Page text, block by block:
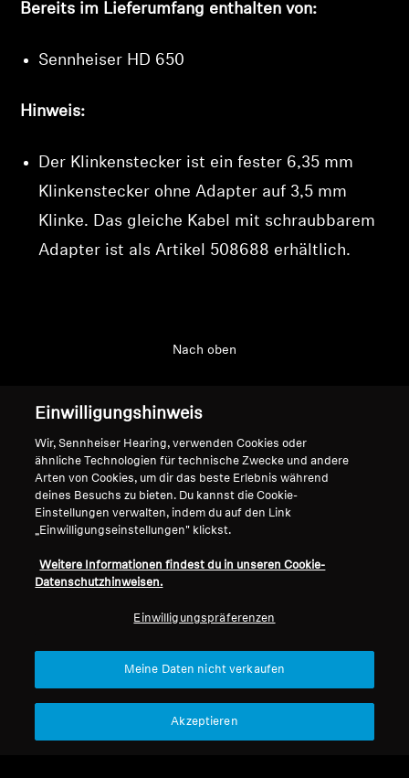
Bereits im Lieferumfang enthalten von:
Sennheiser HD 650
Hinweis:
Der Klinkenstecker ist ein fester 6,35 mm
Klinkenstecker ohne Adapter auf 3,5 mm
Klinke. Das gleiche Kabel mit schraubbarem
Adapter ist als Artikel 508688 erhältlich.
Nach oben
Impressum
Vertrag widerrufen
Globale Datenschutzrichtlinie
Allgemeine
Geschäftsbedingungen für
Koordinierte Richtlinie zur
Unser Unternehmen
Career at Sonova
Sennheiser Consumer
Impressum Cookie-Einstellungen
Einwilligungshinweis
Wir, Sennheiser Hearing, verwenden Cookies oder
ähnliche Technologien für technische Zwecke und andere
Arten von Cookies, um dir das beste Erlebnis während
deines Besuchs zu bieten. Du kannst die Cookie-
Einstellungen verwalten, indem du auf den Link
„Einwilligungseinstellungen" klickst.
Weitere Informationen findest du in unseren Cookie-
Datenschutzhinweisen.
Einwilligungspräferenzen
Meine Daten nicht verkaufen
Akzeptieren